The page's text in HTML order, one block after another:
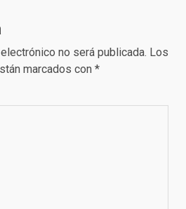
no será publicada. Los
marcados con *